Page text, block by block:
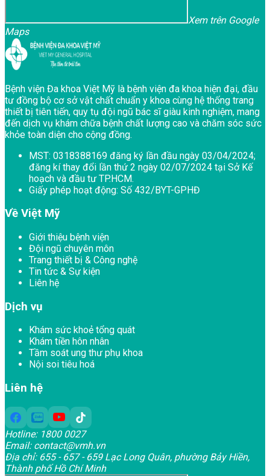
Xem trên Google
Maps
Bệnh viện Đa khoa Việt Mỹ là bệnh viện đa khoa hiện đại, đầu
tư đồng bộ cơ sở vật chất chuẩn y khoa cùng hệ thống trang
thiết bị tiên tiến, quy tụ đội ngũ bác sĩ giàu kinh nghiệm, mang
đến dịch vụ khám chữa bệnh chất lượng cao và chăm sóc sức
khỏe toàn diện cho cộng đồng.
MST: 0318388169 đăng ký lần đầu ngày 03/04/2024;
đăng kí thay đổi lần thứ 2 ngày 02/07/2024 tại Sở Kế
hoạch và đầu tư TP.HCM.
Giấy phép hoạt động: Số 432/BYT-GPHĐ
Về Việt Mỹ
Giới thiệu bệnh viện
Đội ngũ chuyên môn
Trang thiết bị & Công nghệ
Tin tức & Sự kiện
Liên hệ
Dịch vụ
Khám sức khoẻ tổng quát
Khám tiền hôn nhân
Tầm soát ung thư phụ khoa
Nội soi tiêu hoá
Liên hệ
Hotline: 1800 0027
Email: contact@vmh.vn
Địa chỉ: 655 - 657 - 659 Lạc Long Quân, phường Bảy Hiền,
Thành phố Hồ Chí Minh